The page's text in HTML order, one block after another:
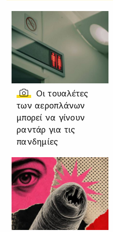
Οι τουαλέτες
των αεροπλάνων
μπορεί να γίνουν
ραντάρ για τις
πανδημίες